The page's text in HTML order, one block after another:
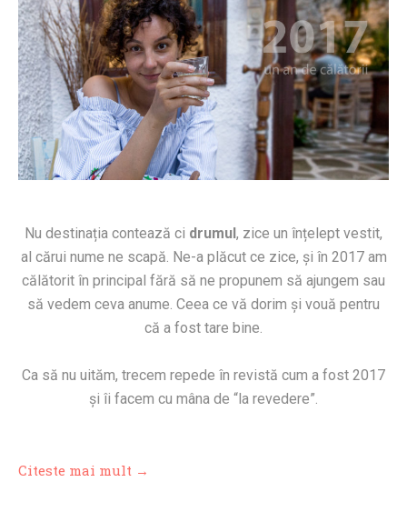
Nu destinația contează ci drumul , zice un înțelept vestit,
al cărui nume ne scapă. Ne-a plăcut ce zice, și în 2017 am
călătorit în principal fără să ne propunem să ajungem sau
să vedem ceva anume. Ceea ce vă dorim și vouă pentru
că a fost tare bine.
Ca să nu uităm, trecem repede în revistă cum a fost 2017
și îi facem cu mâna de “la revedere”.
Citeste mai mult →